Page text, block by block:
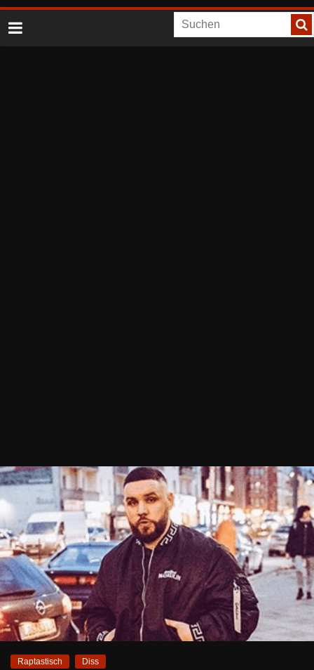
Raptastisch Diss